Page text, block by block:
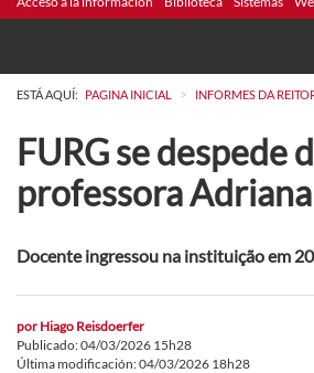
ESTÁ AQUÍ: PAGINA INICIAL > INFORMES DA
FURG se despede
professora
Docente ingressou na instituição em
por Hiago Reisdoerfer
Publicado: 04/03/2026 15h28
Última modificación: 04/03/2026 18h28